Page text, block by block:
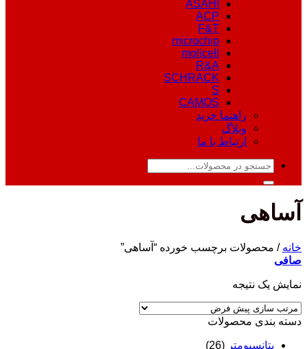
ASAHI
ACP
F&T
microchip
molicell
R&A
SCHRACK
S
CAMOS
راهنما خرید
وبلاگ
ارتباط با ما
جستجو
آساهی
خانه / محصولات برچسب خورده “آساهی”
صافی
نمایش یک نتیجه
دسته‌ بندی محصولات
پتانسیومتر (26)